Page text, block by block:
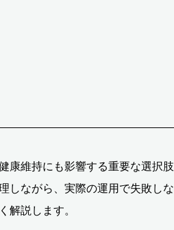
康維持にも影響する重要な選択肢
しながら、実際の運用で失敗しな
解説します。